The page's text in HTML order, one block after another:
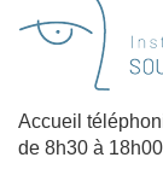
Accueil
de 8h30 à